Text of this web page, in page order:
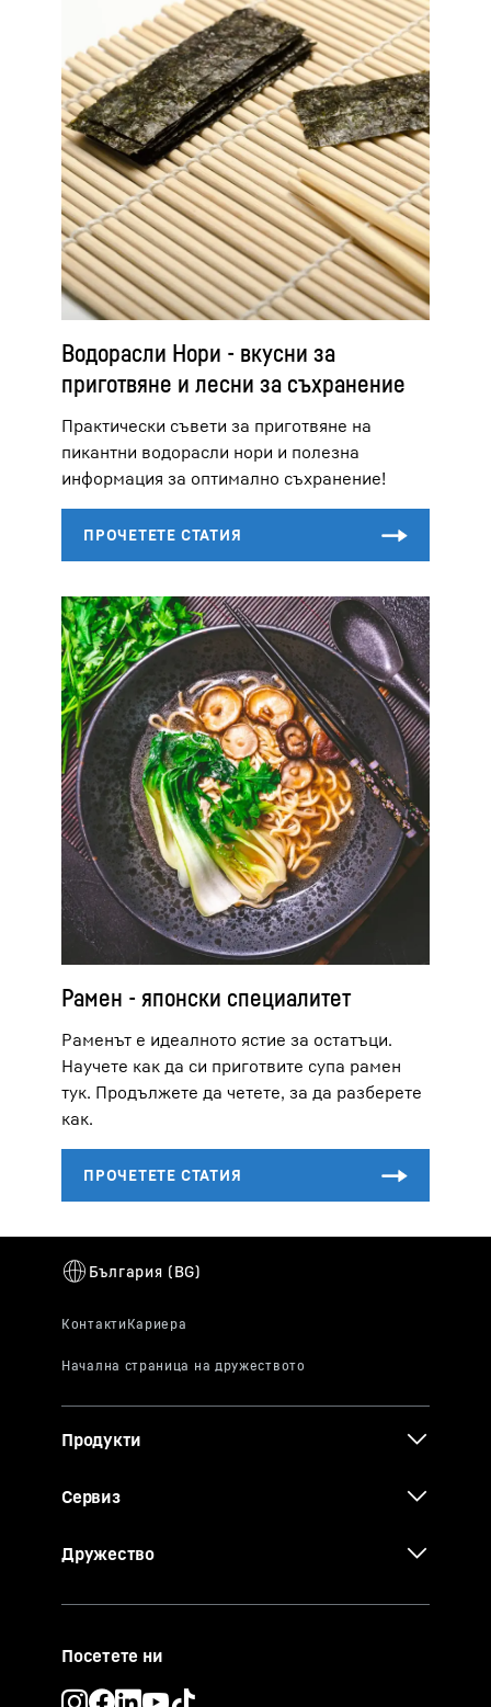
Водорасли Нори - вкусни за
приготвяне и лесни за съхранение
Практически съвети за приготвяне на
пикантни водорасли нори и полезна
информация за оптимално съхранение!
Рамен - японски специалитет
Раменът е идеалното ястие за остатъци.
Научете как да си приготвите супа рамен
тук. Продължете да четете, за да разберете
как.
Продукти
Сервиз
Дружество
Посетете ни